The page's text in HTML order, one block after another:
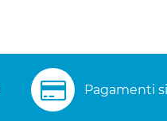
Pagamenti